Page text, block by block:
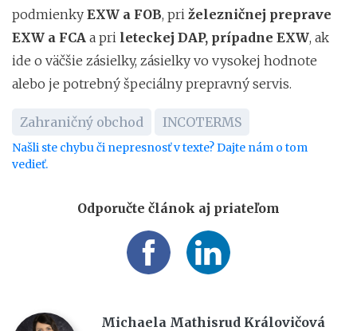
podmienky EXW a FOB, pri železničnej preprave
EXW a FCA a pri leteckej DAP, prípadne EXW, ak
ide o väčšie zásielky, zásielky vo vysokej hodnote
alebo je potrebný špeciálny prepravný servis.
Zahraničný obchod INCOTERMS
Našli ste chybu či nepresnosť v texte? Dajte nám o tom
vedieť.
Odporučte článok aj priateľom
Michaela Mathisrud Královičová